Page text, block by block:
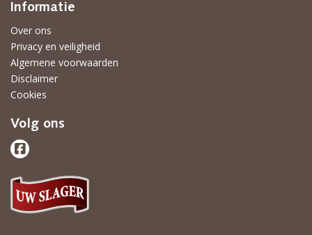
Informatie
Over ons
Privacy en veiligheid
Algemene voorwaarden
Disclaimer
Cookies
Volg ons